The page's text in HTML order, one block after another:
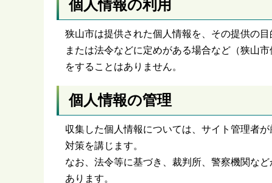
個人情報の利用
狭山市は提供された個人情報を、その提供の
または法令などに定めがある場合など（狭山
をすることはありません。
個人情報の管理
収集した個人情報については、サイト管理者
対策を講じます。
なお、法令等に基づき、裁判所、警察機関な
あります。